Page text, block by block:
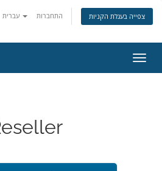
התחברות צפייה בעגלת הקניות